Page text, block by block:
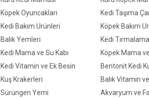
Köpek Oyuncakları
Kedi Taşıma
Kedi Bakım Ürünleri
Köpek Bakım
Balık Yemleri
Kedi
Kedi Mama ve Su Kabı
Köpek Mama
Kedi Vitamin ve Ek Besin
Bentonit Kedi
Kuş Krakerleri
Balık Vitamin
Sürüngen Yemi
Akvaryum ve